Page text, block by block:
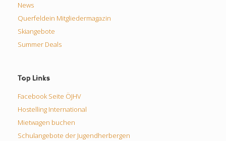
News
Querfeldein Mitgliedermagazin
Skiangebote
Summer Deals
Top Links
Facebook Seite ÖJHV
Hostelling International
Mietwagen buchen
Schulangebote der Jugendherbergen